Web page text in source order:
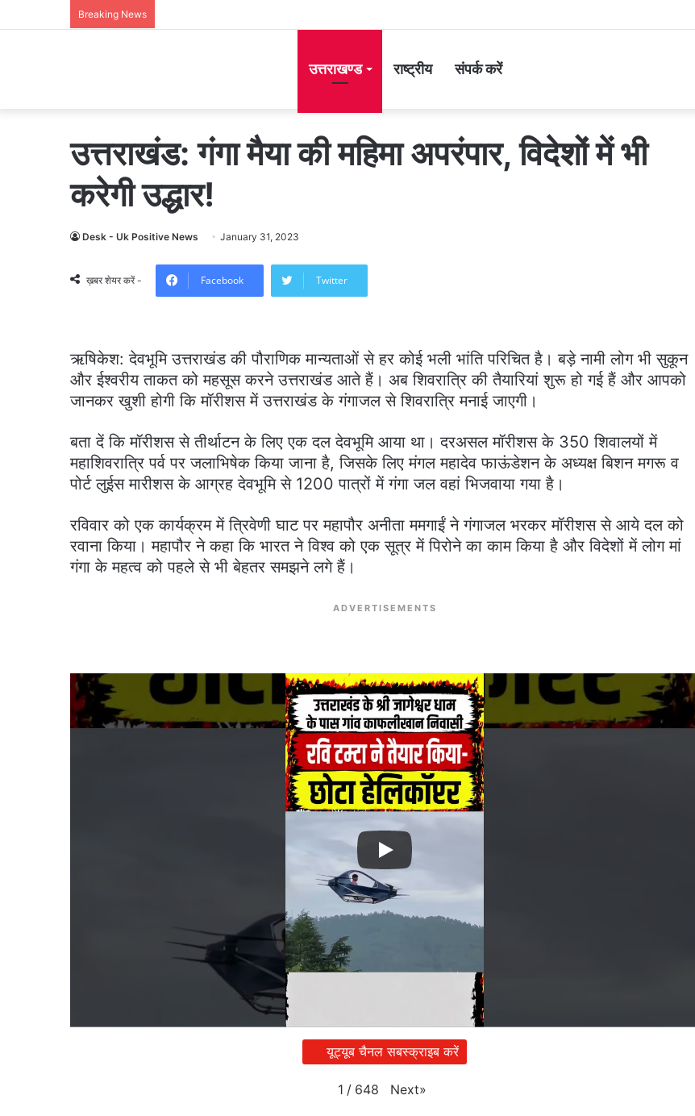
Breaking News
उत्तराखण्ड राष्ट्रीय संपर्क करें
उत्तराखंड: गंगा मैया की महिमा अपरंपार, विदेशों में भी
करेगी उद्धार!
Desk - Uk Positive News January 31, 2023
ख़बर शेयर करें - Facebook Twitter
ऋषिकेश: देवभूमि उत्तराखंड की पौराणिक मान्यताओं से हर कोई भली भांति परिचित है। बड़े नामी लोग भी सुकून
और ईश्वरीय ताकत को महसूस करने उत्तराखंड आते हैं। अब शिवरात्रि की तैयारियां शुरू हो गई हैं और आपको
जानकर खुशी होगी कि मॉरीशस में उत्तराखंड के गंगाजल से शिवरात्रि मनाई जाएगी।
बता दें कि मॉरीशस से तीर्थाटन के लिए एक दल देवभूमि आया था। दरअसल मॉरीशस के 350 शिवालयों में
महाशिवरात्रि पर्व पर जलाभिषेक किया जाना है, जिसके लिए मंगल महादेव फाऊंडेशन के अध्यक्ष बिशन मगरू व
पोर्ट लुईस मारीशस के आग्रह देवभूमि से 1200 पात्रों में गंगा जल वहां भिजवाया गया है।
रविवार को एक कार्यक्रम में त्रिवेणी घाट पर महापौर अनीता ममगाईं ने गंगाजल भरकर मॉरीशस से आये दल को
रवाना किया। महापौर ने कहा कि भारत ने विश्‍व को एक सूत्र में पिरोने का काम किया है और विदेशों में लोग मां
गंगा के महत्व को पहले से भी बेहतर समझने लगे हैं।
ADVERTISEMENTS
यूट्यूब चैनल सबस्क्राइब करें
1 / 648 Next»